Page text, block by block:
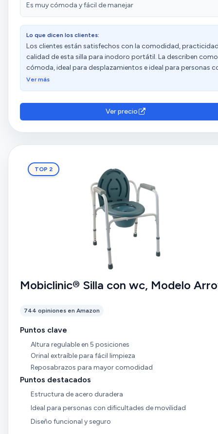
Es muy cómoda y fácil de manejar
Lo que dicen los clientes:
Los clientes están satisfechos con la comodidad,
calidad de esta silla para inodoro portátil. La describen como
cómoda, ideal para desplazamientos e ideal para personas
movilidad reducida. Destacan su resistencia y funcionalidad.
de uso y la plegabilidad son diversas.
Ver más
Ver precio
TOP 2
Mobiclinic® Silla con wc, Modelo
744 opiniones en Amazon
Puntos clave
Altura regulable en 5 posiciones
Orinal extraíble para fácil limpieza
Reposabrazos para mayor comodidad
Puntos destacados
Estructura de acero duradera
Ideal para personas con dificultades de movilidad
Diseño funcional y seguro